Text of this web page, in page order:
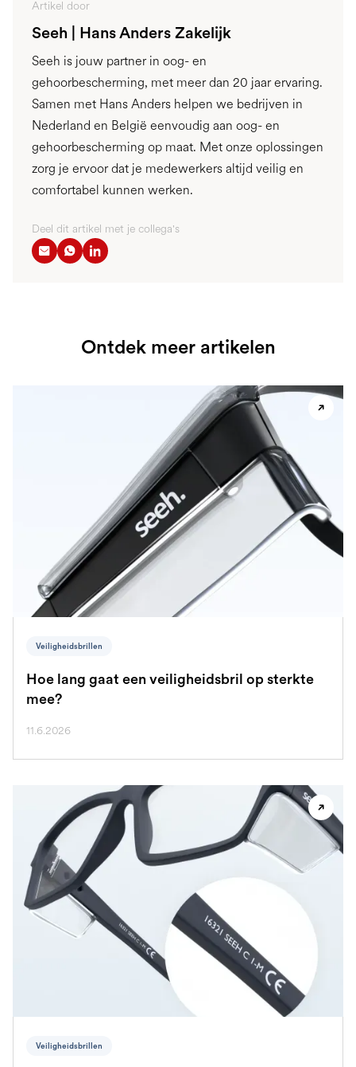
Artikel door
Seeh | Hans Anders Zakelijk
Seeh is jouw partner in oog- en
gehoorbescherming, met meer dan 20 jaar ervaring.
Samen met Hans Anders helpen we bedrijven in
Nederland en België eenvoudig aan oog- en
gehoorbescherming op maat. Met onze oplossingen
zorg je ervoor dat je medewerkers altijd veilig en
comfortabel kunnen werken.
Deel dit artikel met je collega's
Ontdek meer artikelen
Veiligheidsbrillen
Hoe lang gaat een veiligheidsbril op sterkte
mee?
11.6.2026
Veiligheidsbrillen